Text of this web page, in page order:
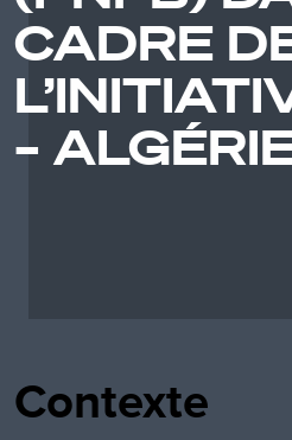
CADRE
–
Contexte